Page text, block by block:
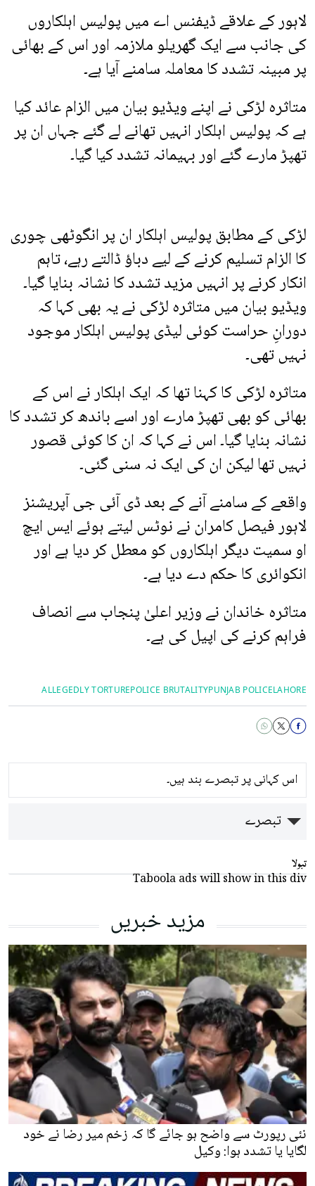
لاہور کے علاقے ڈیفنس اے میں پولیس اہلکاروں
کی جانب سے ایک گھریلو ملازمہ اور اس کے بھائی
پر مبینہ تشدد کا معاملہ سامنے آیا ہے۔
متاثرہ لڑکی نے اپنے ویڈیو بیان میں الزام عائد کیا
ہے کہ پولیس اہلکار انہیں تھانے لے گئے جہاں ان پر
تھپڑ مارے گئے اور بہیمانہ تشدد کیا گیا۔
لڑکی کے مطابق پولیس اہلکار ان پر انگوٹھی چوری
کا الزام تسلیم کرنے کے لیے دباؤ ڈالتے رہے، تاہم
انکار کرنے پر انہیں مزید تشدد کا نشانہ بنایا گیا۔
ویڈیو بیان میں متاثرہ لڑکی نے یہ بھی کہا کہ
دورانِ حراست کوئی لیڈی پولیس اہلکار موجود
نہیں تھی۔
متاثرہ لڑکی کا کہنا تھا کہ ایک اہلکار نے اس کے
بھائی کو بھی تھپڑ مارے اور اسے باندھ کر تشدد کا
نشانہ بنایا گیا۔ اس نے کہا کہ ان کا کوئی قصور
نہیں تھا لیکن ان کی ایک نہ سنی گئی۔
واقعے کے سامنے آنے کے بعد ڈی آئی جی آپریشنز
لاہور فیصل کامران نے نوٹس لیتے ہوئے ایس ایچ
او سمیت دیگر اہلکاروں کو معطل کر دیا ہے اور
انکوائری کا حکم دے دیا ہے۔
متاثرہ خاندان نے وزیر اعلیٰ پنجاب سے انصاف
فراہم کرنے کی اپیل کی ہے۔
LAHORE
PUNJAB POLICE
POLICE BRUTALITY
ALLEGEDLY TORTURE
اس کہانی پر تبصرے بند ہیں۔
تبصرے
تبولا
Taboola ads will show in this div
مزید خبریں
نئی رپورٹ سے واضح ہو جائے گا کہ زخم میر رضا نے خود
لگایا یا تشدد ہوا: وکیل